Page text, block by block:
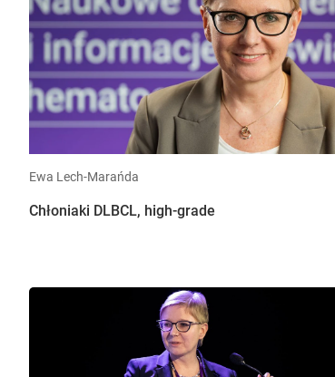
Ewa Lech-Marańda
Chłoniaki DLBCL, high-grade